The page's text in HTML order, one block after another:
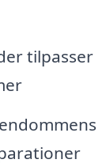
tilpasser